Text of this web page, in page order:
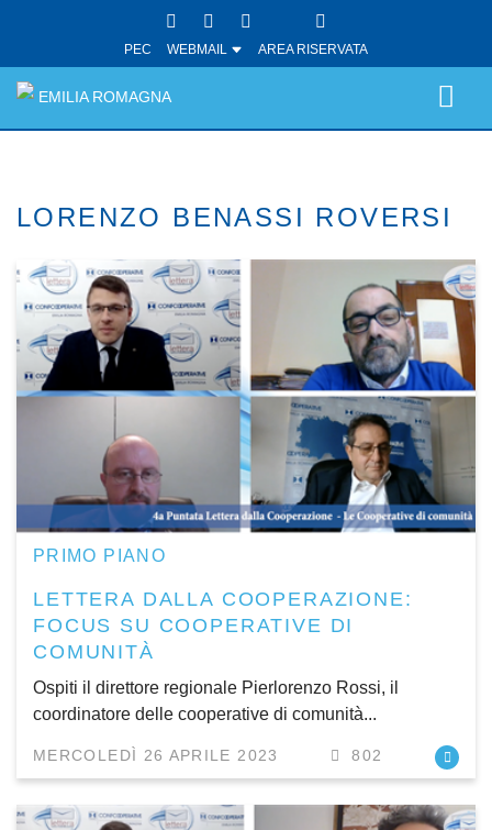
PEC WEBMAIL AREA RISERVATA
EMILIA ROMAGNA
LORENZO BENASSI ROVERSI
PRIMO PIANO
LETTERA DALLA COOPERAZIONE:
FOCUS SU COOPERATIVE DI
COMUNITÀ
Ospiti il direttore regionale Pierlorenzo Rossi, il
coordinatore delle cooperative di comunità...
MERCOLEDÌ 26 APRILE 2023 802